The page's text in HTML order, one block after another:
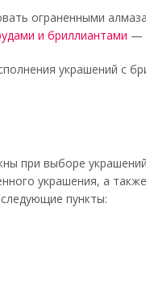
ограненными
и бриллиантами —
украшений с
при выборе
украшения, а
пункты: